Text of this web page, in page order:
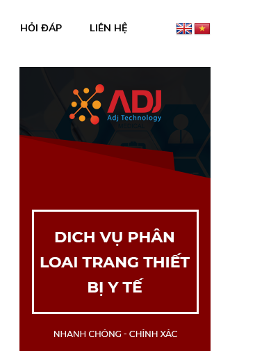
HỎI ĐÁP LIÊN HỆ